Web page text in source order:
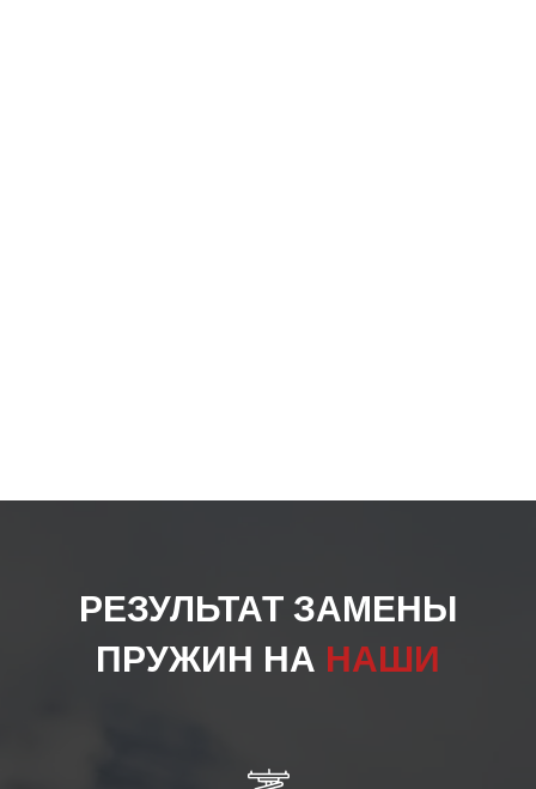
РЕЗУЛЬТАТ ЗАМЕНЫ
ПРУЖИН НА НАШИ